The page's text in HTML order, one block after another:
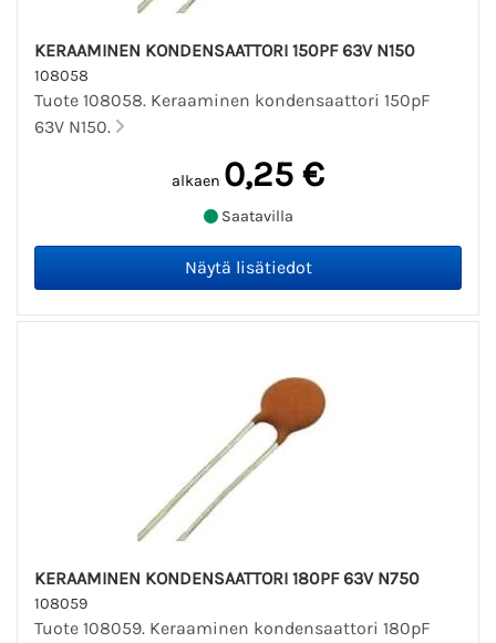
KERAAMINEN KONDENSAATTORI 150PF 63V N150
108058
Tuote 108058. Keraaminen kondensaattori 150pF
63V N150.
alkaen 0,25 €
Saatavilla
KERAAMINEN KONDENSAATTORI 180PF 63V N750
108059
Tuote 108059. Keraaminen kondensaattori 180pF